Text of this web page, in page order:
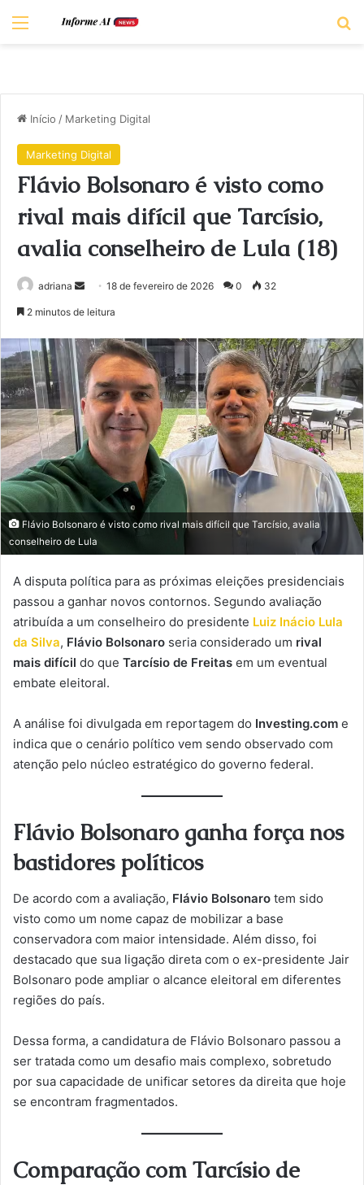
Menu
Início / Marketing Digital
Marketing Digital
Flávio Bolsonaro é visto como
rival mais difícil que Tarcísio,
avalia conselheiro de Lula (18)
adriana
Mande
mail
18 de fevereiro de 2026 0 32
2 minutos de leitura
Flávio Bolsonaro é visto como rival mais difícil que Tarcísio, avalia
conselheiro de Lula
A disputa política para as próximas eleições presidenciais
passou a ganhar novos contornos. Segundo avaliação
atribuída a um conselheiro do presidente Luiz Inácio Lula
da Silva, Flávio Bolsonaro seria considerado um rival
mais difícil do que Tarcísio de Freitas em um eventual
embate eleitoral.
A análise foi divulgada em reportagem do Investing.com e
indica que o cenário político vem sendo observado com
atenção pelo núcleo estratégico do governo federal.
Flávio Bolsonaro ganha força nos
bastidores políticos
De acordo com a avaliação, Flávio Bolsonaro tem sido
visto como um nome capaz de mobilizar a base
conservadora com maior intensidade. Além disso, foi
destacado que sua ligação direta com o ex-presidente Jair
Bolsonaro pode ampliar o alcance eleitoral em diferentes
regiões do país.
Dessa forma, a candidatura de Flávio Bolsonaro passou a
ser tratada como um desafio mais complexo, sobretudo
por sua capacidade de unificar setores da direita que hoje
se encontram fragmentados.
Comparação com Tarcísio de